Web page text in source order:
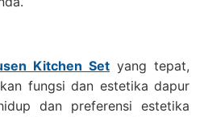
Kitchen Set yang tepat,
fungsi dan estetika dapur
dan preferensi estetika